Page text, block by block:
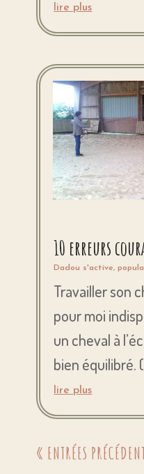
lire plus
10 erreurs
Dadou s'active,
Travailler son
pour moi
un cheval à
bien équilibré.
lire plus
« ENTRÉES